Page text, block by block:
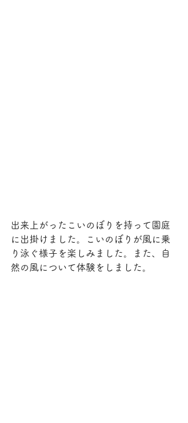
出来上がったこいのぼりを持って園庭
に出掛けました。こいのぼりが風に乗
り泳ぐ様子を楽しみました。また、自
然の風について体験をしました。